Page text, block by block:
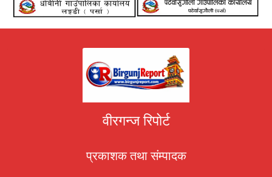
वीरगन्ज रिपोर्ट
प्रकाशक तथा संम्पादक